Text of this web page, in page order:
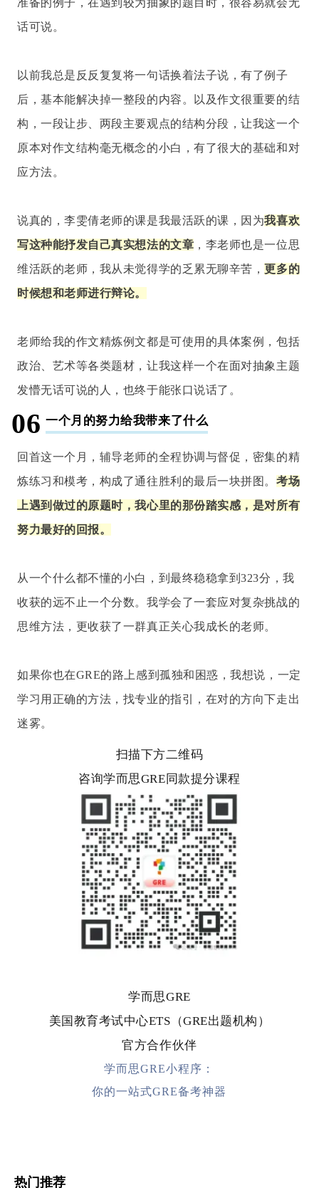
准备的例子，在遇到较为抽象的题目时，很容易就会无
话可说。
以前我总是反反复复将一句话换着法子说，有了例子
后，基本能解决掉一整段的内容。以及作文很重要的结
构，一段让步、两段主要观点的结构分段，让我这一个
原本对作文结构毫无概念的小白，有了很大的基础和对
应方法。
说真的，李雯倩老师的课是我最活跃的课，因为我喜欢
写这种能抒发自己真实想法的文章 ，李老师也是一位思
维活跃的老师， 我从未觉得学的乏累无聊辛苦，更多的
时候想和老师进行辩论。
老师给我的作文精炼例文都是可使用的具体案例，包括
政治、艺术等各类题材，让我这样一个在面对抽象主题
发懵无话可说的人，也终于能张口说话了。
06 一个月的努力给我带来了什么
回首这一个月，辅导老师的全程协调与督促，密集的精
炼练习和模考，构成了通往胜利的最后一块拼图。 考场
上遇到做过的原题时，我心里的那份踏实感，是对所有
努力最好的回报。
从一个什么都不懂的小白，到最终稳稳拿到323分，我
收获的远不止一个分数。我学会了一套应对复杂挑战的
思维方法，更收获了一群真正关心我成长的老师。
如果你也在GRE的路上感到孤独和困惑，我想说，一定
学习用正确的方法，找专业的指引，在对的方向下走出
迷雾。
扫描下方二维码
咨询学而思GRE同款提分课程
学而思GRE
美国教育考试中心ETS（GRE出题机构）
官方合作伙伴
学而思GRE小程序：
你的一站式GRE备考神器
热门推荐